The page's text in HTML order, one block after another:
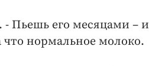
- Пьешь его месяцами – и
что нормальное молоко.